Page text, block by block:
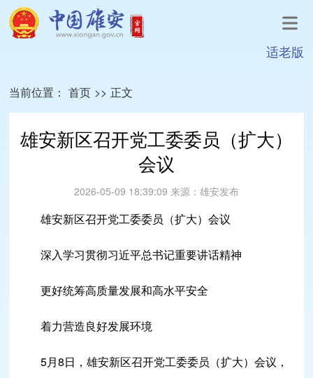
适老版
当前位置： 首页 >> 正文
雄安新区召开党工委委员（扩大）
会议
2026-05-09 18:39:09 来源： 雄安发布
雄安新区召开党工委委员（扩大）会议
深入学习贯彻习近平总书记重要讲话精神
更好统筹高质量发展和高水平安全
着力营造良好发展环境
5月8日，雄安新区召开党工委委员（扩大）会议，